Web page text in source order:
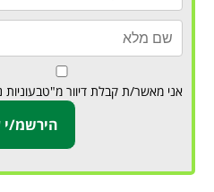
אני מאשר/ת קבלת דיוור מ"טבעוניות